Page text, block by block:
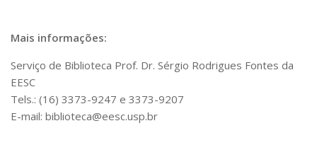
Assessorias e Mídias
Aplicativos e Sites
Defesa de Teses
Mais informações:
Serviço de Biblioteca Prof. Dr. Sérgio Rodrigues Fontes da
EESC
Tels.: (16) 3373-9247 e 3373-9207
E-mail: biblioteca@eesc.usp.br